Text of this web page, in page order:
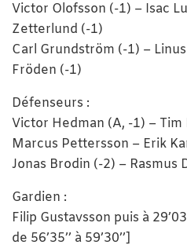
Victor Olofsson (-1) – Isac
Zetterlund (-1)
Carl Grundström (-1) –
Fröden (-1)
Défenseurs :
Victor Hedman (A, -1) – Tim
Marcus Pettersson – Erik
Jonas Brodin (-2) – Rasmus
Gardien :
Filip Gustavsson puis à
de 56’35’’ à 59’30’’]